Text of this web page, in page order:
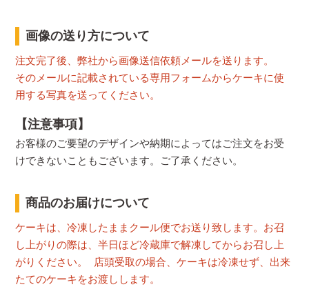
画像の送り方について
注文完了後、弊社から画像送信依頼メールを送ります。
そのメールに記載されている専用フォームからケーキに使
用する写真を送ってください。
【注意事項】
お客様のご要望のデザインや納期によってはご注文をお受
けできないこともございます。ご了承ください。
商品のお届けについて
ケーキは、冷凍したままクール便でお送り致します。お召
し上がりの際は、半日ほど冷蔵庫で解凍してからお召し上
がりください。 店頭受取の場合、ケーキは冷凍せず、出来
たてのケーキをお渡しします。